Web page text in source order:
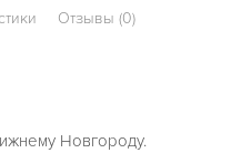
Отзывы (0)
Новгороду.